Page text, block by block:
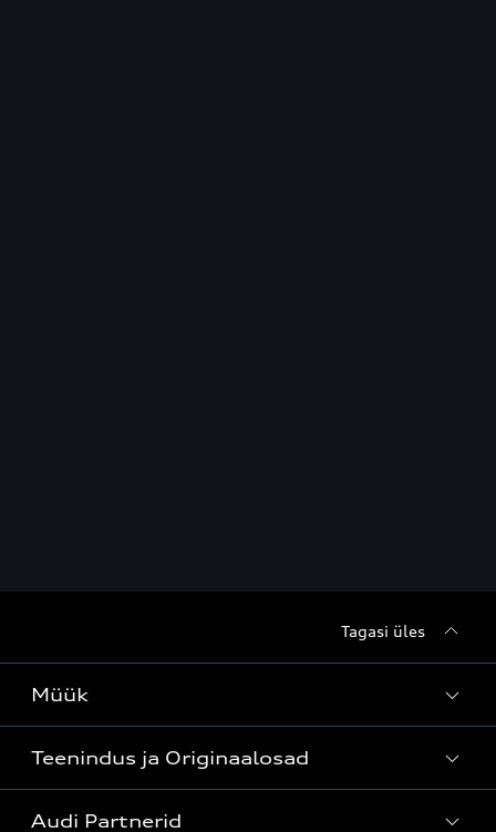
Tagasi üles
Müük
Kõik mudelid
Teenindus ja Originaalosad
Audi Partnerid